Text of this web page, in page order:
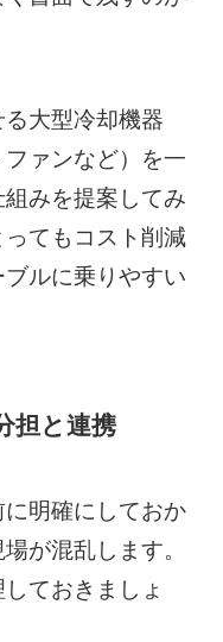
大型冷却機器
ファンなど）を一
みを提案してみ
てもコスト削減
ルに乗りやすい
担と連携
に明確にしておか
が混乱します。
ておきましょ